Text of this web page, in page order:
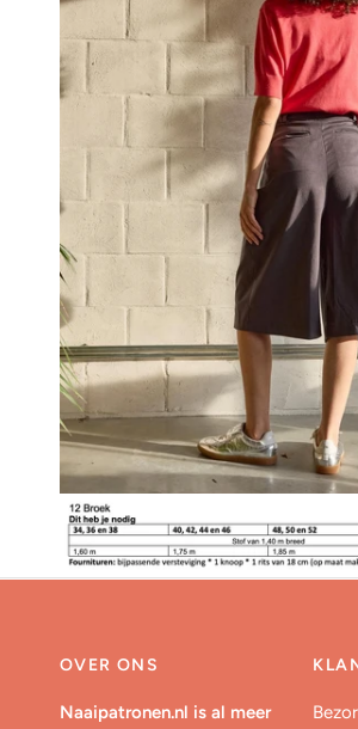
OVER ONS
Naaipatronen.nl is al meer